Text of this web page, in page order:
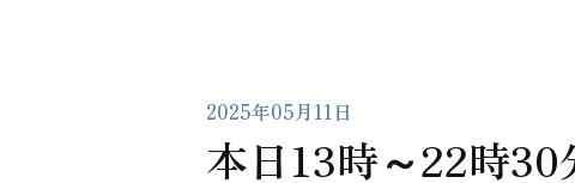
2025年05月11日
本日13時～22時